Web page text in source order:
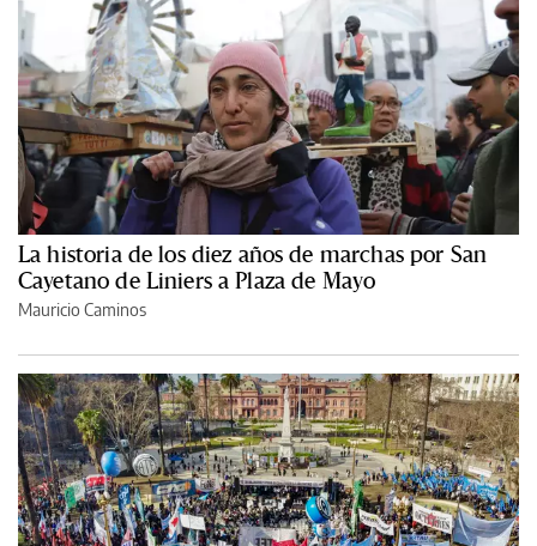
La historia de los diez años de marchas por San
Cayetano de Liniers a Plaza de Mayo
Mauricio Caminos